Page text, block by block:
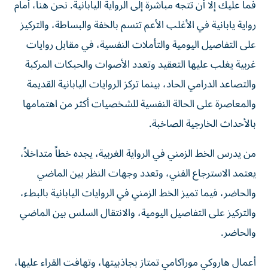
فما عليك إلا أن تتجه مباشرة إلى الرواية اليابانية. نحن هنا، أمام
رواية يابانية في الأغلب الأعم تتسم بالخفة والبساطة، والتركيز
على التفاصيل اليومية والتأملات النفسية، في مقابل روايات
غربية يغلب عليها التعقيد وتعدد الأصوات والحبكات المركبة
والتصاعد الدرامي الحاد، بينما تركز الروايات اليابانية القديمة
والمعاصرة على الحالة النفسية للشخصيات أكثر من اهتمامها
بالأحداث الخارجية الصاخبة.
من يدرس الخط الزمني في الرواية الغربية، يجده خطاً متداخلاً،
يعتمد الاسترجاع الفني، وتعدد وجهات النظر بين الماضي
والحاضر، فيما تميز الخط الزمني في الروايات اليابانية بالبطء،
والتركيز على التفاصيل اليومية، والانتقال السلس بين الماضي
والحاضر.
أعمال هاروكي موراكامي تمتاز بجاذبيتها، وتهافت القراء عليها،